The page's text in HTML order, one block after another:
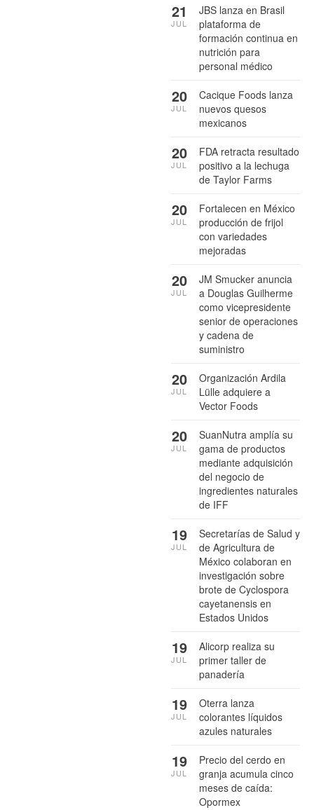
JBS lanza en Brasil
plataforma de
formación continua en
nutrición para
personal médico
21
JUL
Cacique Foods lanza
nuevos quesos
mexicanos
20
JUL
FDA retracta resultado
positivo a la lechuga
de Taylor Farms
20
JUL
Fortalecen en México
producción de frijol
con variedades
mejoradas
20
JUL
JM Smucker anuncia
a Douglas Guilherme
como vicepresidente
senior de operaciones
y cadena de
suministro
20
JUL
Organización Ardila
Lülle adquiere a
Vector Foods
20
JUL
SuanNutra amplía su
gama de productos
mediante adquisición
del negocio de
ingredientes naturales
de IFF
20
JUL
Secretarías de Salud y
de Agricultura de
México colaboran en
investigación sobre
brote de Cyclospora
cayetanensis en
Estados Unidos
19
JUL
Alicorp realiza su
primer taller de
panadería
19
JUL
Oterra lanza
colorantes líquidos
azules naturales
19
JUL
Precio del cerdo en
granja acumula cinco
meses de caída:
Opormex
19
JUL